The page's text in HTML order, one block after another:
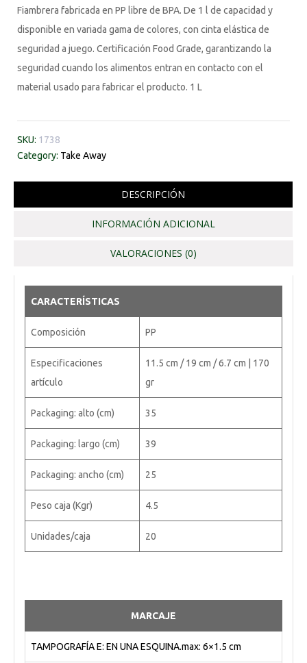
Fiambrera fabricada en PP libre de BPA. De 1 l de capacidad y
disponible en variada gama de colores, con cinta elástica de
seguridad a juego. Certificación Food Grade, garantizando la
seguridad cuando los alimentos entran en contacto con el
material usado para fabricar el producto. 1 L
SKU: 1738
Category: Take Away
DESCRIPCIÓN
INFORMACIÓN ADICIONAL
VALORACIONES (0)
CARACTERÍSTICAS
Composición PP
Especificaciones
artículo
11.5 cm / 19 cm / 6.7 cm | 170
gr
Packaging: alto (cm) 35
Packaging: largo (cm) 39
Packaging: ancho (cm) 25
Peso caja (Kgr) 4.5
Unidades/caja 20
MARCAJE
TAMPOGRAFÍA E: EN UNA ESQUINA.max: 6×1.5 cm